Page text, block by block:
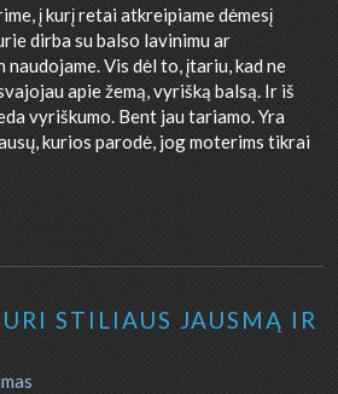
į kurį retai atkreipiame dėmesį
dirba su balso lavinimu ar
Vis dėl to, įtariu, kad ne
apie žemą, vyrišką balsą. Ir iš
vyriškumo. Bent jau tariamo. Yra
kurios parodė, jog moterims tikrai
STILIAUS JAUSMĄ IR